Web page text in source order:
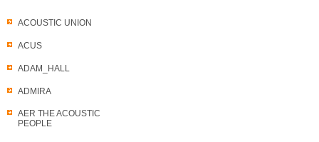
ACOUSTIC UNION
ACUS
ADAM_HALL
ADMIRA
AER THE ACOUSTIC
PEOPLE